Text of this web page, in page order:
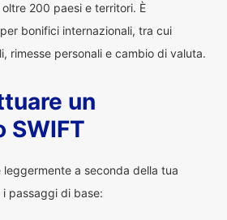
200 paesi e territori. È
bonifici internazionali, tra cui
rimesse personali e cambio di valuta.
un
SWIFT
a seconda della tua
passaggi di base: